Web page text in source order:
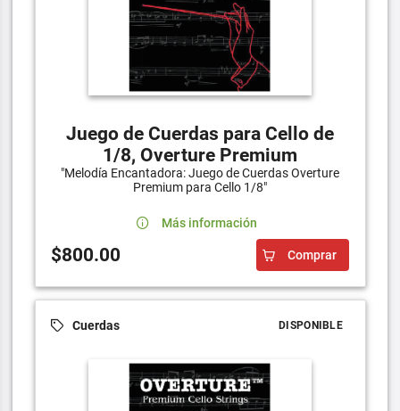
Juego de Cuerdas para Cello de
1/8, Overture Premium
"Melodía Encantadora: Juego de Cuerdas Overture
Premium para Cello 1/8"
Más información
$800.00 Comprar
Cuerdas DISPONIBLE